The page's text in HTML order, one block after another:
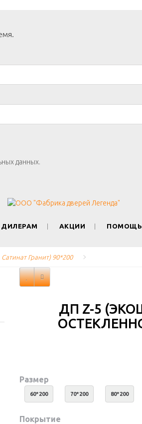
данных.
ДИЛЕРАМ АКЦИИ ПОМОЩЬ
Гранит) 90*200
ДП Z-5
Размер
60*200 70*200 80*200
Покрытие